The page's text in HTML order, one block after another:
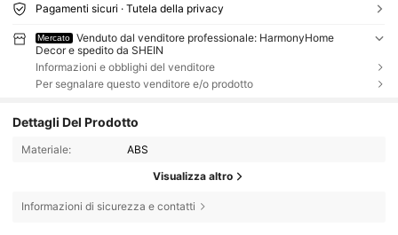
Pagamenti sicuri · Tutela della privacy
Mercato
Venduto dal venditore professionale: HarmonyHome
Decor e spedito da SHEIN
Informazioni e obblighi del venditore
Per segnalare questo venditore e/o prodotto
Dettagli Del Prodotto
Materiale: ABS
Visualizza altro
Informazioni di sicurezza e contatti